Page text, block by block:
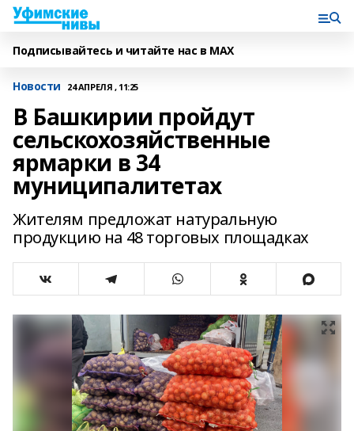
Подписывайтесь и читайте нас в MAX
Новости 24 АПРЕЛЯ , 11:25
В Башкирии пройдут
сельскохозяйственные
ярмарки в 34
муниципалитетах
Жителям предложат натуральную
продукцию на 48 торговых площадках